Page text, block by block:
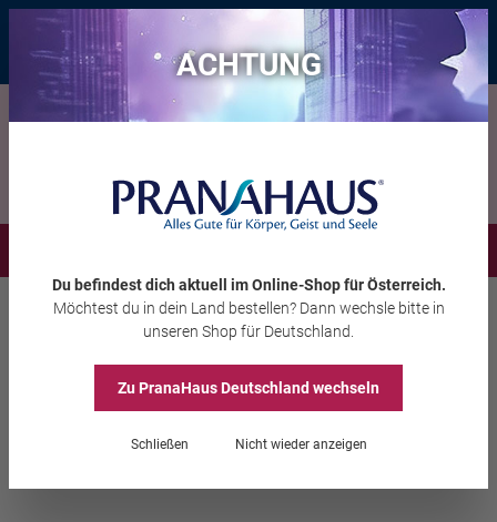
Bis zu 20 € Rabatt* mit dem Vorteils-Codeeintauchen , gültig bis
11.08.2026
Wohlbefinden Kosmetik & Körperpflege
Ayurvedischer Kajal, Gold
ACHTUNG
Du befindest dich aktuell im Online-Shopfür Österreich.
Möchtest du in dein Land bestellen? Dann wechsle bitte in
unseren Shop für Deutschland
Zu PranaHausDeutschland wechseln
Schließen Nicht wieder anzeigen